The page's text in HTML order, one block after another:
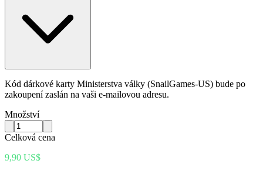
Kód dárkové karty Ministerstva války (SnailGames-US) bude po
zakoupení zaslán na vaši e-mailovou adresu.
Množství
Celková cena
9,90 US$